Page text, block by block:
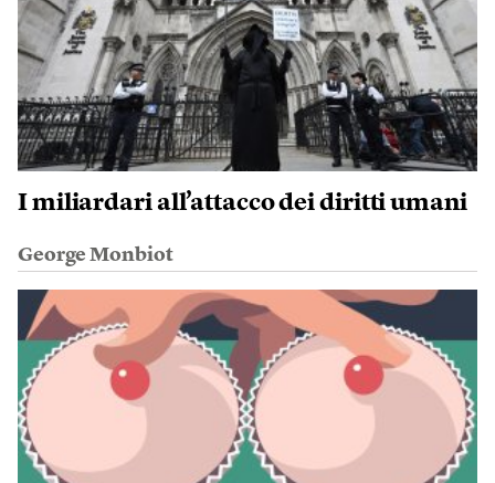
I miliardari all’attacco dei diritti umani
George Monbiot